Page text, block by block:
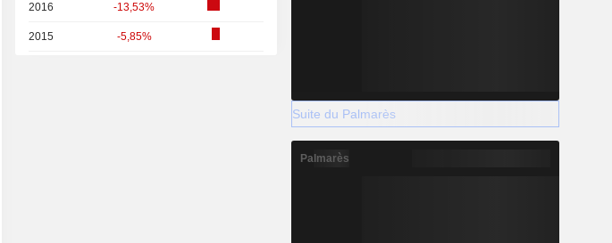
2016 -13,53%
2015 -5,85%
Suite du Palmarès
Palmarès